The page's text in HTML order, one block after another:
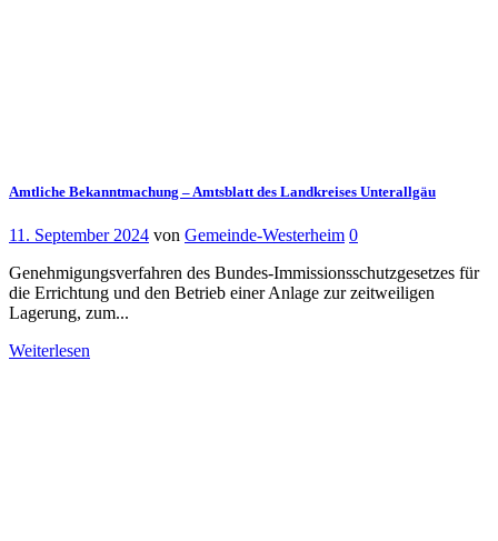
Amtliche Bekanntmachung – Amtsblatt des Landkreises Unterallgäu
11. September 2024 von Gemeinde-Westerheim 0
Genehmigungsverfahren des Bundes-Immissionsschutzgesetzes für
die Errichtung und den Betrieb einer Anlage zur zeitweiligen
Lagerung, zum...
Weiterlesen